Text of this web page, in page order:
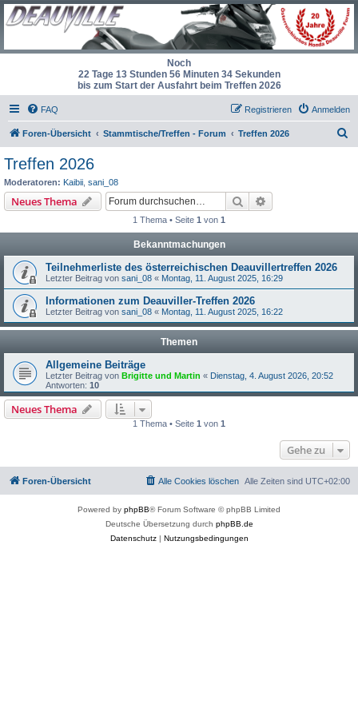
Noch
22 Tage 13 Stunden 56 Minuten 34 Sekunden
bis zum Start der Ausfahrt beim Treffen 2026
FAQ Anmelden
Registrieren
Foren-Übersicht Stammtische/Treffen - Forum Treffen 2026
Treffen 2026
Moderatoren: Kaibii sani_08
Neues Thema Suche
1 Thema • Seite 1 von 1
Bekanntmachungen
Teilnehmerliste des österreichischen Deauvillertreffen 2026
Letzter Beitrag von sani_08 « Montag, 11. August 2025, 16:29
Informationen zum Deauviller-Treffen 2026
Letzter Beitrag von sani_08 « Montag, 11. August 2025, 16:22
Themen
Allgemeine Beiträge
Letzter Beitrag von Brigitte und Martin « Dienstag, 4. August 2026, 20:52
Antworten: 10
Neues Thema
1 Thema • Seite 1 von 1
Gehe zu
Foren-Übersicht Alle Zeiten sind UTC+02:00
Alle Cookies löschen
Powered by phpBB® Forum Software © phpBB Limited
Deutsche Übersetzung durch phpBB.de
Datenschutz| Nutzungsbedingungen